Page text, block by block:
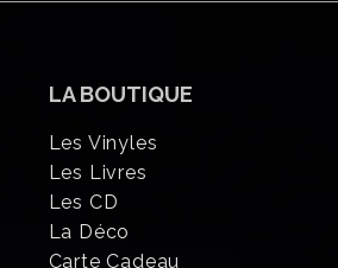
LA BOUTIQUE
Les Vinyles
Les Livres
Les CD
La Déco
Carte Cadeau